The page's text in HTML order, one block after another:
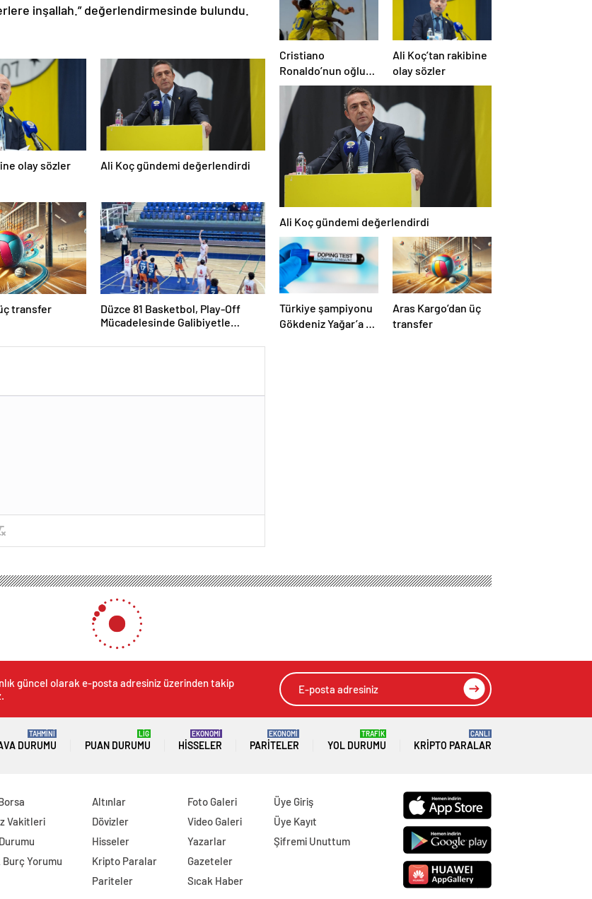
inşallah.” değerlendirmesinde bulundu.
olay sözler Ali Koç gündemi değerlendirdi
transfer
Düzce 81 Basketbol, Play-Off
Mücadelesinde Galibiyetle
Cristiano
Ronaldo’nun oğluna
milla davet
Ali Koç’tan rakibine
olay sözler
Ali Koç gündemi değerlendirdi
Türkiye şampiyonu
Gökdeniz Yağar’a 3
Aras Kargo’dan üç
transfer
Ustasından Başkan Aktaş’a Ziyaret
Ustasından Başkan Aktaş’a Ziyaret
ziyaret
Aktaş, Türkiye’nin satrançta en genç büyük
bir tanesidir” dedi.
satranç oynamaya başlayan, 15 yaşına
ve Türkiye’nin satrançta en genç büyük ustası
Gürel ile birlikte Bursa Büyükşehir Belediye
HABERLERİ
GÜNDEM 10 Ağustos 2026
Joe Biden 6 aylık hedeflerini açıkladı.